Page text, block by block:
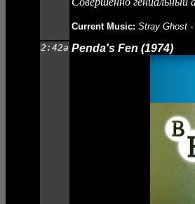
Current Music: Stray Ghost
2:42a Penda's Fen (1974)